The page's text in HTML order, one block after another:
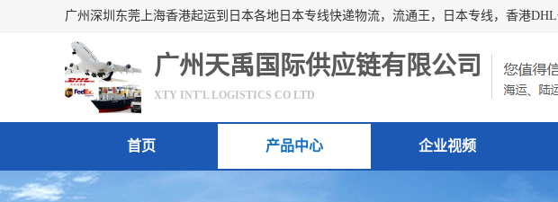
广州天禹国际供应链有限公司
XTY INT'L LOGISTICS CO LTD
首页 产品中心 企业视频